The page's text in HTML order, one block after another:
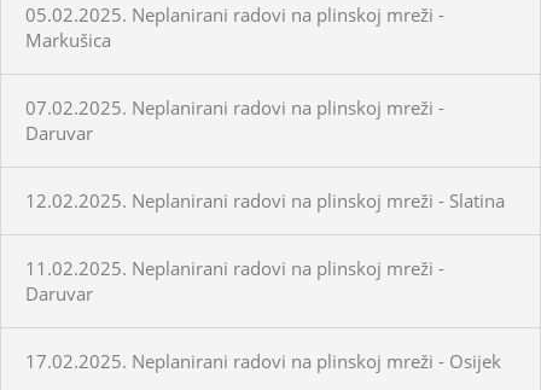
05.02.2025. Neplanirani radovi na plinskoj mreži -
Markušica
07.02.2025. Neplanirani radovi na plinskoj mreži -
Daruvar
12.02.2025. Neplanirani radovi na plinskoj mreži - Slatina
11.02.2025. Neplanirani radovi na plinskoj mreži -
Daruvar
17.02.2025. Neplanirani radovi na plinskoj mreži - Osijek